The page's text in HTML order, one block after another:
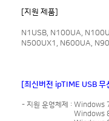
[지원 제품]
N1USB, N100UA,
N500UX1, N600UA,
[최신버전 ipTIME USB
- 지원 운영체제 : Windows
Windows